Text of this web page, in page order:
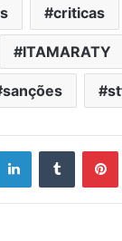
criticas
ITAMARATY
sanções